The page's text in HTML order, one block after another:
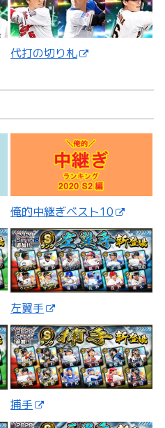
代打の切り札
俺的中継ぎベスト10
左翼手
捕手